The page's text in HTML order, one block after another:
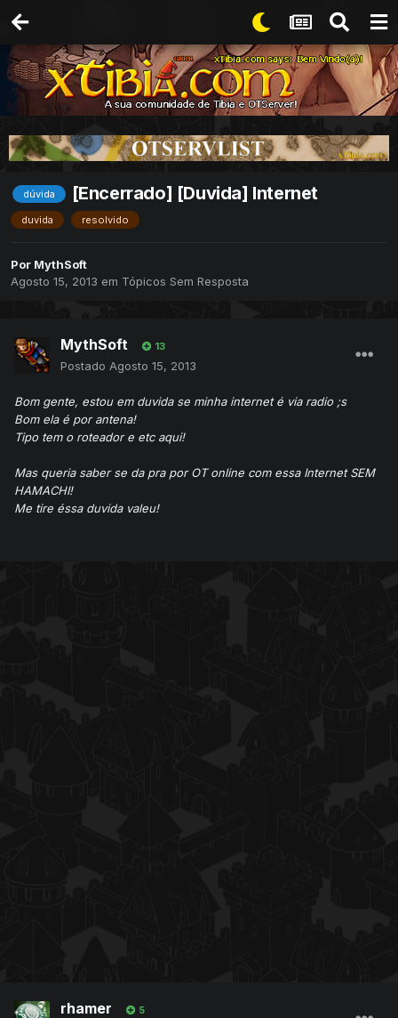
dúvida [Encerrado] [Duvida] Internet
duvida resolvido
Por MythSoft
Agosto 15, 2013 em Tópicos Sem Resposta
MythSoft 13
Postado Agosto 15, 2013
Bom gente, estou em duvida se minha internet é via radio ;s
Bom ela é por antena!
Tipo tem o roteador e etc aqui!
Mas queria saber se da pra por OT online com essa Internet SEM
HAMACHI!
Me tire éssa duvida valeu!
rhamer 5